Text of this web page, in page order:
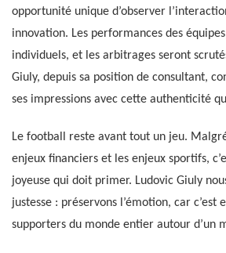
opportunité unique d’observer
innovation. Les performances des
individuels, et les arbitrages seront
Giuly, depuis sa position de consultant,
ses impressions avec cette authenticité
Le football reste avant tout un jeu.
enjeux financiers et les enjeux sportifs,
joyeuse qui doit primer. Ludovic Giuly
justesse : préservons l’émotion, car c’est
supporters du monde entier autour d’un